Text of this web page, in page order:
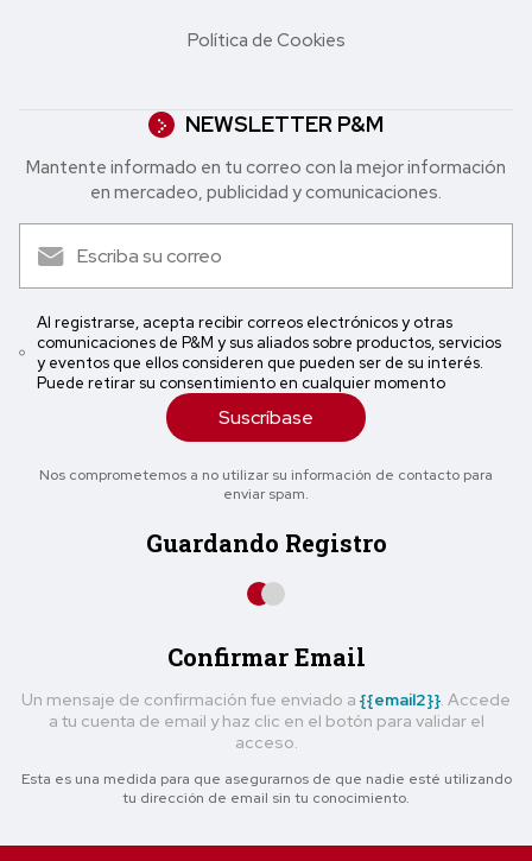
Política de Cookies
NEWSLETTER P&M
Mantente informado en tu correo con la mejor in formación
en mercadeo, publicidad y comunicaciones.
Al registrarse, acepta recibir correos electrónicos y otras
comunicaciones de P&M y sus aliados sobre productos, servicios
y eventos que ellos consideren que pueden ser de su interés.
Puede retirar su consentimiento en cualquier momento
Suscríbase
Nos comprometemos a no utilizar su información de contacto para
enviar spam.
Guardando Registro
Confirmar Email
Un mensaje de confirmación fue enviado a {{email2}} . Accede
a tu cuenta de email y haz clic en el botón para validar el
acceso.
Esta es una medida para que asegurarnos de que nadie esté utilizando
tu dirección de email sin tu conocimiento.